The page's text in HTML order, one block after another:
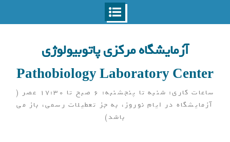
آزمایشگاه مرکزی پاتوبیولوژی
Pathobiology Laboratory Center
ساعات کاری: شنبه تا پنجشنبه: 6 صبح تا 17:30 عصر (
آزمایشگاه در ایام نوروز، به جز تعطیلات رسمی، باز می
باشد)